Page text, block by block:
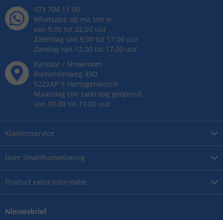
Over SmarthomeKoning
Product extra informatie
Klantenservice
073 704 11 00
Whatsapp op ma t/m vr
van 9.00 tot 22.00 uur
Zaterdag van 9.00 tot 17.00 uur
Zondag van 12.00 tot 17.00 uur
Kantoor / Showroom
Rietveldenweg 49D
5222AP 's Hertogenbosch
Maandag t/m zaterdag geopend
van 09.00 tot 17.00 uur
Nieuwsbrief